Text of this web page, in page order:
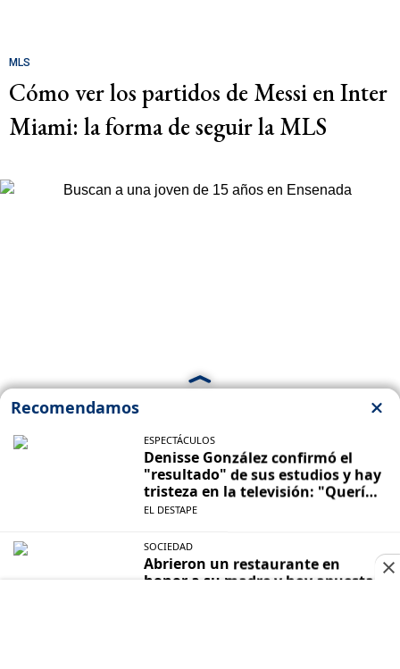
MLS
Cómo ver los partidos de Messi en Inter
Miami: la forma de seguir la MLS
Buscan a una joven de 15 años en